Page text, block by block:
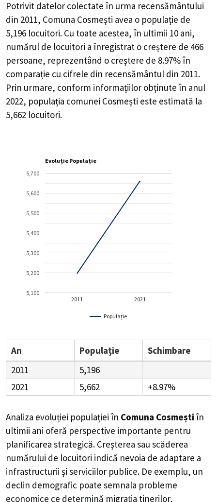
Potrivit datelor colectate în urma recensământului
din 2011, Comuna Cosmești avea o populație de
5,196 locuitori. Cu toate acestea, în ultimii 10 ani,
numărul de locuitori a înregistrat o creștere de 466
persoane, reprezentând o creștere de 8.97%în
comparație cu cifrele din recensământul din 2011.
Prin urmare, conform informațiilor obținute în anul
2022, populația comunei Cosmești este estimată la
5,662 locuitori.
Evoluție Populație
Populație
2011 2021
5,100
5,200
5,300
5,400
5,500
5,600
5,700
An Populație
Schimbare
2011
5,196
2021
5,662 +8.97%
Analiza evoluției populației în Comuna Cosmești în
ultimii ani oferă perspective importante pentru
planificarea strategică. Creșterea sau scăderea
numărului de locuitori indică nevoia de adaptare a
infrastructurii și serviciilor publice. De exemplu, un
declin demografic poate semnala probleme
economice ce determină migrația tinerilor,